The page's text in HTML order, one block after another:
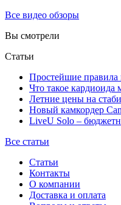
Все видео обзоры
Вы смотрели
Статьи
Простейшие
Что такое кардиоида
Летние цены на
Новый камкордер
LiveU Solo –
Все статьи
Статьи
Контакты
О компании
Доставка и оплата